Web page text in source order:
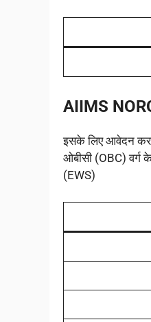
AIIMS
इसके लिए आवेदन
ओबीसी (OBC) वर्ग
(EWS)